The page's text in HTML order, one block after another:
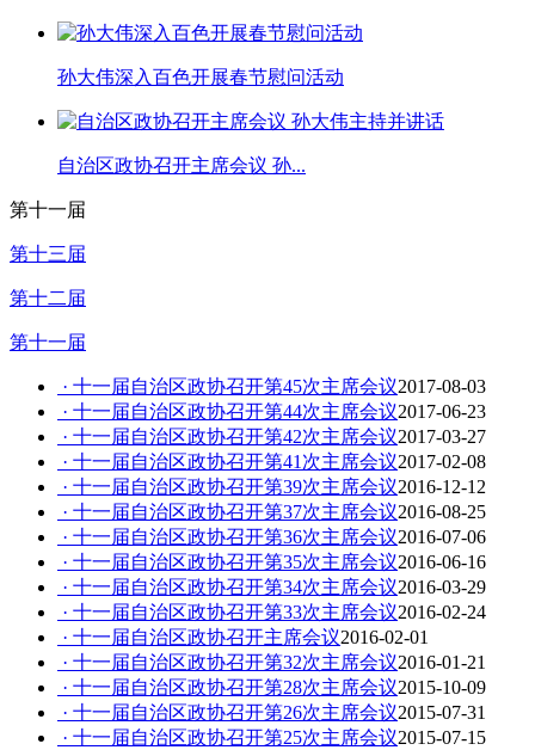
孙大伟深入百色开展春节慰问活动
自治区政协召开主席会议 孙...
第十一届
第十三届
第十二届
第十一届
· 十一届自治区政协召开第45次主席会议2017-08-03
· 十一届自治区政协召开第44次主席会议2017-06-23
· 十一届自治区政协召开第42次主席会议2017-03-27
· 十一届自治区政协召开第41次主席会议2017-02-08
· 十一届自治区政协召开第39次主席会议2016-12-12
· 十一届自治区政协召开第37次主席会议2016-08-25
· 十一届自治区政协召开第36次主席会议2016-07-06
· 十一届自治区政协召开第35次主席会议2016-06-16
· 十一届自治区政协召开第34次主席会议2016-03-29
· 十一届自治区政协召开第33次主席会议2016-02-24
· 十一届自治区政协召开主席会议2016-02-01
· 十一届自治区政协召开第32次主席会议2016-01-21
· 十一届自治区政协召开第28次主席会议2015-10-09
· 十一届自治区政协召开第26次主席会议2015-07-31
· 十一届自治区政协召开第25次主席会议2015-07-15